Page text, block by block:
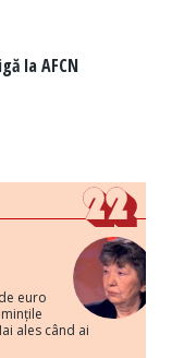
la AFCN
euro
ales când ai